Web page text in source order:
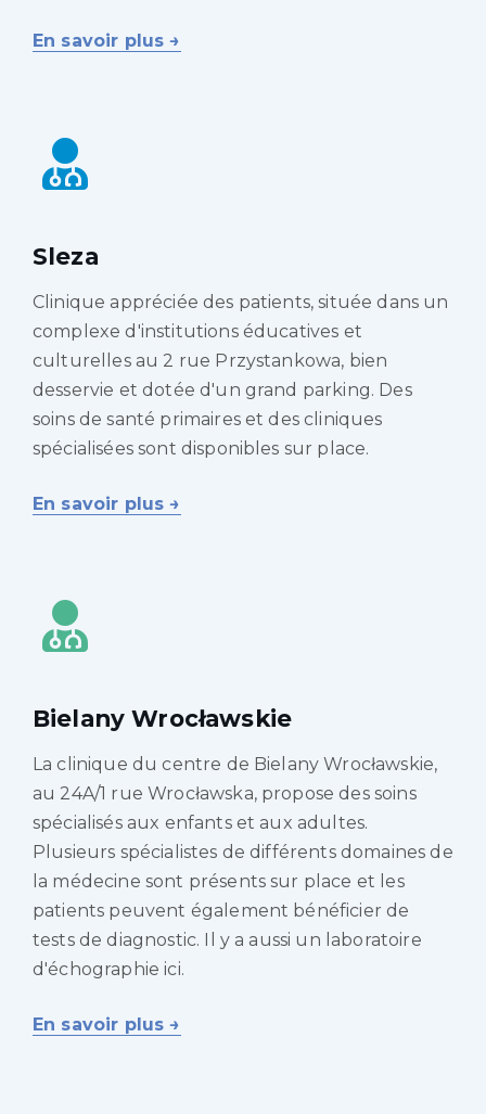
En savoir plus →
Sleza
Clinique appréciée des patients, située dans un
complexe d'institutions éducatives et
culturelles au 2 rue Przystankowa, bien
desservie et dotée d'un grand parking. Des
soins de santé primaires et des cliniques
spécialisées sont disponibles sur place.
En savoir plus →
Bielany Wrocławskie
La clinique du centre de Bielany Wrocławskie,
au 24A/1 rue Wrocławska, propose des soins
spécialisés aux enfants et aux adultes.
Plusieurs spécialistes de différents domaines de
la médecine sont présents sur place et les
patients peuvent également bénéficier de
tests de diagnostic. Il y a aussi un laboratoire
d'échographie ici.
En savoir plus →